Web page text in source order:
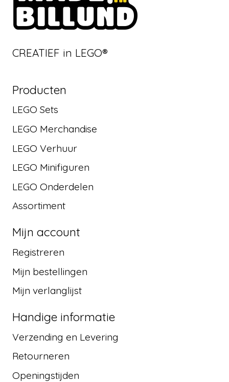
CREATIEF in LEGO®
Producten
LEGO Sets
LEGO Merchandise
LEGO Verhuur
LEGO Minifiguren
LEGO Onderdelen
Assortiment
Mijn account
Registreren
Mijn bestellingen
Mijn verlanglijst
Handige informatie
Verzending en Levering
Retourneren
Openingstijden